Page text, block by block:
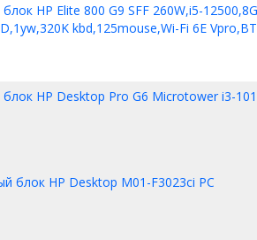
HP Elite 800 G9 SFF 260W,i5-
kbd,125mouse,Wi-Fi 6E
HP Desktop Pro G6 Microtower i3-
блок HP Desktop M01-F3023ci PC